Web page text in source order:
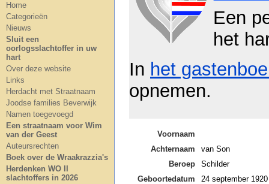
Home
Categorieën
Nieuws
Sluit een
oorlogsslachtoffer in uw
hart
Over deze website
Links
Herdacht met Straatnaam
Joodse families Beverwijk
Namen toegevoegd
Een straatnaam voor Wim
van der Geest
Auteursrechten
Boek over de Wraakrazzia's
Herdenken WO II
slachtoffers in 2026
Een
het
In het
opnemen.
Voornaam
Achternaam
van Son
Beroep
Schilder
Geboortedatum
24 september 1920